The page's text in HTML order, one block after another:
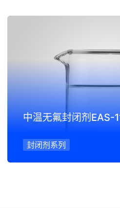
中温无氟封闭剂EAS-
封闭剂系列